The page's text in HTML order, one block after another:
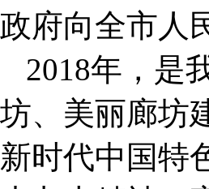
政府向全市人
2018年，是
坊、美丽廊坊
新时代中国特